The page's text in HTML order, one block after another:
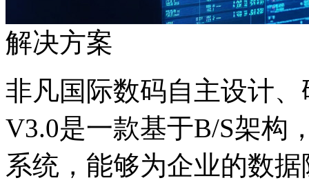
解决方案
非凡国际数码自主设计
V3.0是一款基于B/S架构
系统，能够为企业的数